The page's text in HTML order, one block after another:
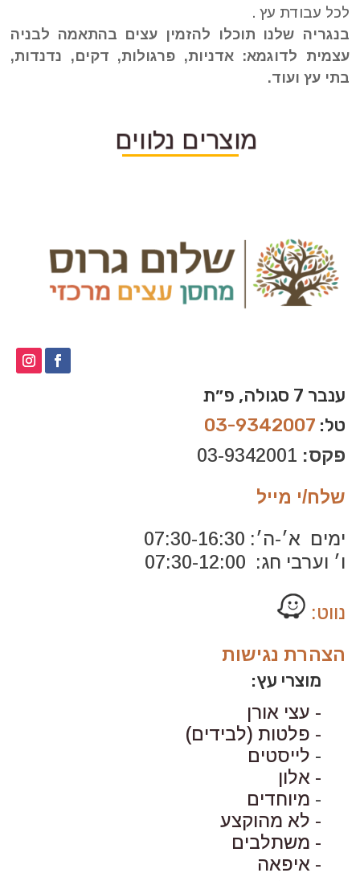
לכל עבודת עץ .
בנגריה שלנו תוכלו להזמין עצים בהתאמה לבניה
עצמית לדוגמא: אדניות, פרגולות, דקים, נדנדות,
בתי עץ ועוד.
מוצרים נלווים
ענבר 7 סגולה, פ״ת
טל: 03-9342007
פקס:
שלח/י מייל
ימים א׳-ה׳: 07:30-16:30
ו׳ וערבי חג: 07:30-12:00
נווט:
הצהרת נגישות
מוצרי עץ:
- עצי אורן
- פלטות (לבידים)
- לייסטים
- אלון
- מיוחדים
- לא מהוקצע
- משתלבים
- איפאה